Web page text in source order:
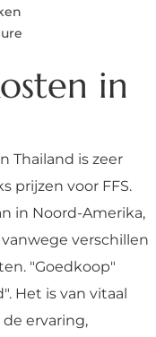
in
Thailand is zeer
prijzen voor FFS.
in Noord-Amerika,
verschillen
"Goedkoop"
Het is van vitaal
ervaring,